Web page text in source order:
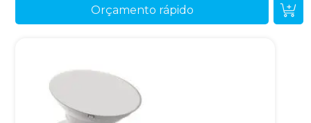
Orçamento rápido